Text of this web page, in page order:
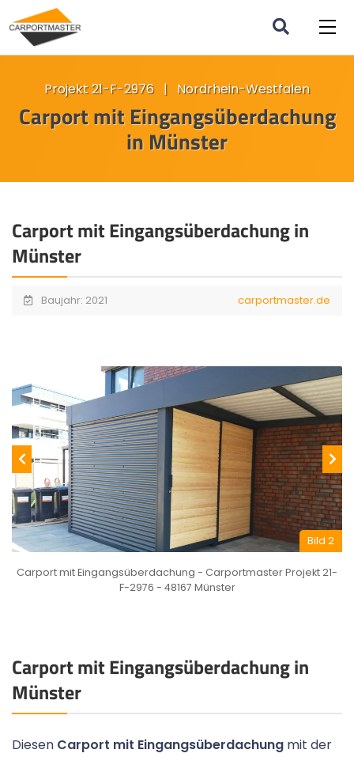
Projekt 21-F-2976 | Nordrhein-Westfalen
Carport mit Eingangsüberdachung
in Münster
Carport mit Eingangsüberdachung in
Münster
Baujahr: 2021 carportmaster.de
Bild 2
Carport mit Eingangsüberdachung - Carportmaster Projekt 21-
F-2976 - 48167 Münster
Carport mit Eingangsüberdachung in
Münster
Diesen Carport mit Eingangsüberdachung mit der